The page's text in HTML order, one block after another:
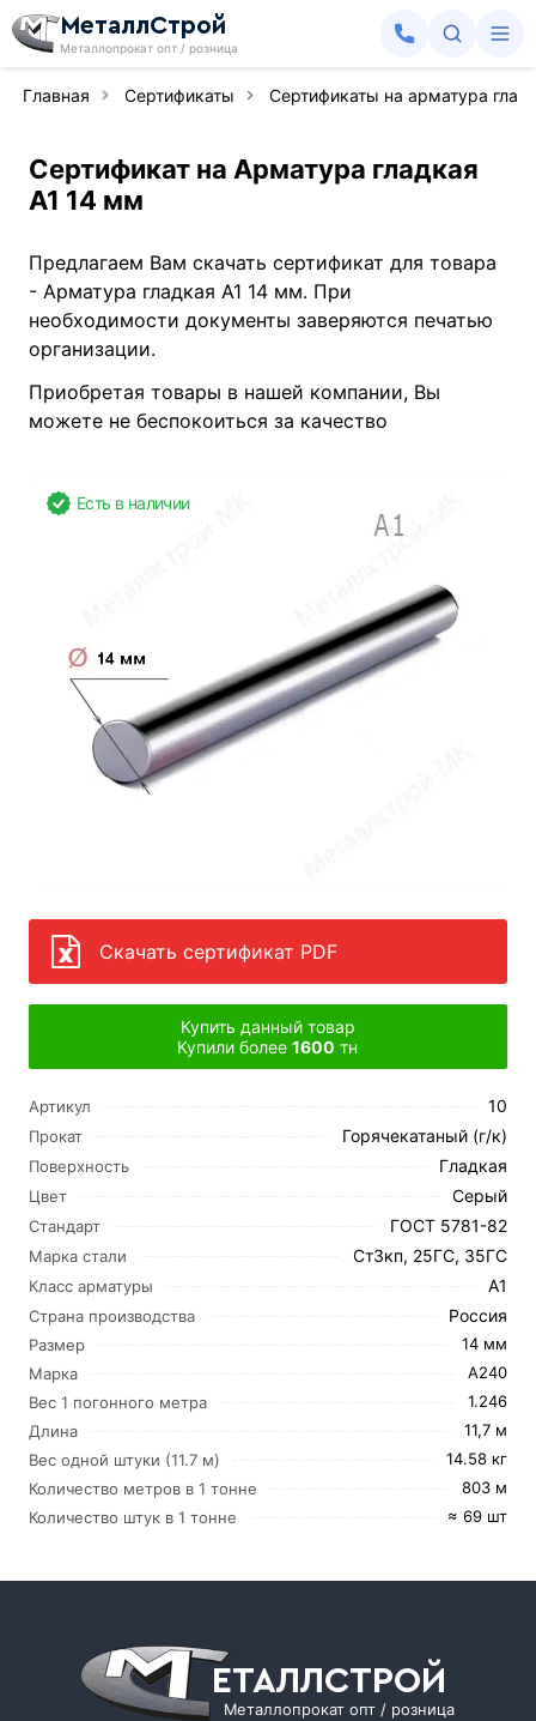
МеталлСтрой
Металлопрокат опт / розница
Главная Сертификаты Сертификаты на арматура
Сертификат на Арматура гладкая
А1 14 мм
Предлагаем Вам скачать сертификат для товара
- Арматура гладкая А1 14 мм. При
необходимости документы заверяются печатью
организации.
Приобретая товары в нашей компании, Вы
можете не беспокоиться за качество
Есть в наличии
Скачать сертификат PDF
Купить данный товар
Купили более1600 тн
Артикул 10
Прокат Горячекатаный (г/к)
Поверхность Гладкая
Цвет Серый
Стандарт ГОСТ 5781-82
Марка стали Ст3кп, 25ГС, 35ГС
Класс арматуры А1
Страна производства Россия
Размер
14 мм
Марка
А240
Вес 1 погонного метра
1.246
Длина
11,7 м
Вес одной штуки (11.7 м)
14.58 кг
Количество метров в 1 тонне
803 м
Количество штук в 1 тонне
≈ 69 шт
ЕТАЛЛСТРОЙ
Металлопрокат опт / розница